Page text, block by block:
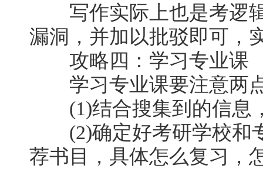
写作实际上也是考逻辑
漏洞，并加以批驳即可，
攻略四：学习专业课
学习专业课要注意两
(1)结合搜集到的信息
(2)确定好考研学校和
荐书目，具体怎么复习，